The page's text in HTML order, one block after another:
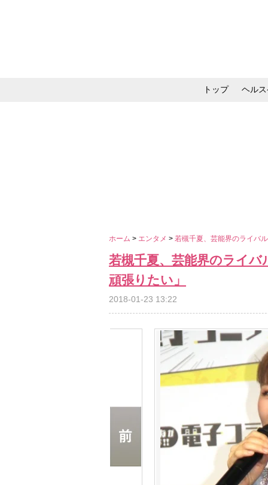
トップ ヘル
ホーム > エンタメ > 若槻千夏、芸能界のライバ
若槻千夏、芸能界のライ
頑張りたい」
2018-01-23 13:22